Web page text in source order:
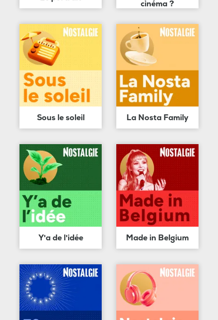
cinéma ?
Sous le soleil La Nosta Family
Y'a de l'idée Made in Belgium